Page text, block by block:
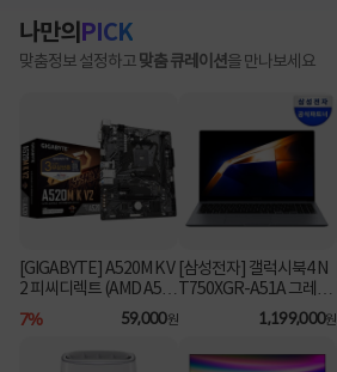
나만의 PICK
맞춤정보 설정하고맞춤 큐레이션을 만나보세요
[GIGABYTE] A520M K V
2 피씨디렉트 (AMD A52
0/M-ATX) ⚡플래티넘 특
7% 59,000원
[삼성전자] 갤럭시북4 N
T750XGR-A51A 그레이
(i5-1335U/16GB/256G
B/FD) [기본제품] [최대
가 104만]
1,199,000원